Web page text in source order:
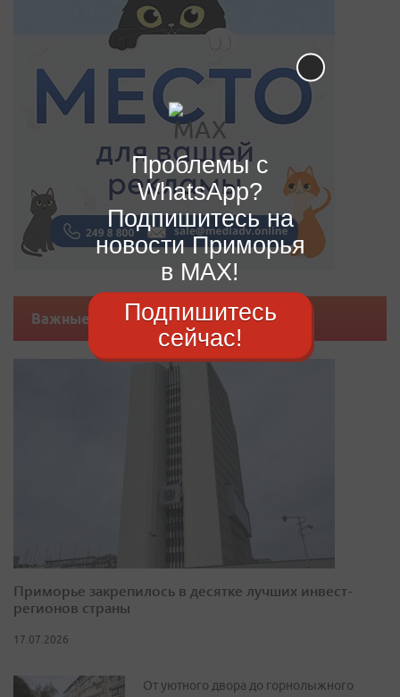
Важные новости
Приморье закрепилось в десятке лучших инвест-
регионов страны
17.07.2026
От уютного двора до горнолыжного
Проблемы с
WhatsApp?
Подпишитесь на
новости Приморья
в MAX!
Подпишитесь
сейчас!